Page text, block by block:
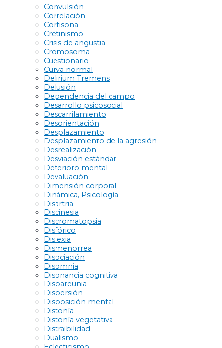
Convulsión
Correlación
Cortisona
Cretinismo
Crisis de angustia
Cromosoma
Cuestionario
Curva normal
Delirium Tremens
Delusión
Dependencia del campo
Desarrollo psicosocial
Descarrilamiento
Desorientación
Desplazamiento
Desplazamiento de la agresión
Desrealización
Desviación estándar
Deterioro mental
Devaluación
Dimensión corporal
Dinámica, Psicología
Disartria
Discinesia
Discromatopsia
Disfórico
Dislexia
Dismenorrea
Disociación
Disomnia
Disonancia cognitiva
Dispareunia
Dispersión
Disposición mental
Distonía
Distonía vegetativa
Distraibilidad
Dualismo